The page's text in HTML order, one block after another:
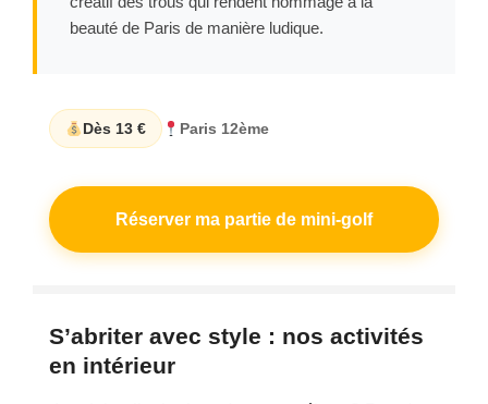
beauté de Paris de manière ludique.
Dès 13 € Paris 12ème
Réserver ma partie de mini-golf
S’abriter avec style : nos activités
en intérieur